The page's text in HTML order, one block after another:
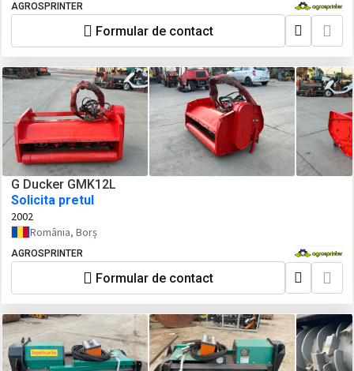
AGROSPRINTER
Formular de contact
G Ducker GMK12L
Solicita pretul
2002
România, Borș
AGROSPRINTER
Formular de contact